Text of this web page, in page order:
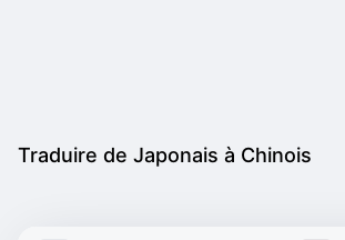
Traduire de Japonais à Chinois